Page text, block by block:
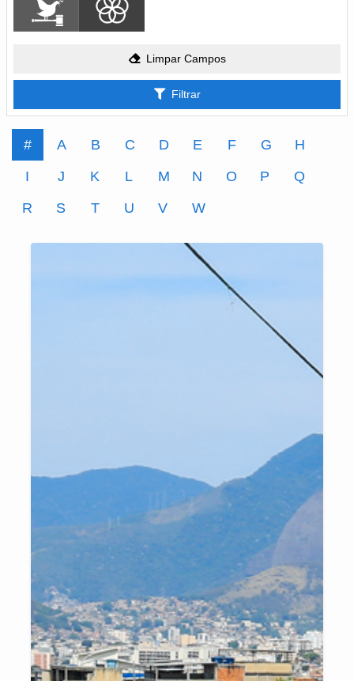
Limpar Campos
Filtrar
# A B C D E F G
H
I
J K L M N O P
Q
R
S T U V W